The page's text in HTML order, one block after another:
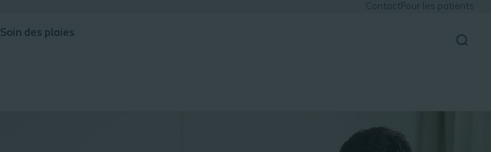
ContactPour les patients
Soin des plaies